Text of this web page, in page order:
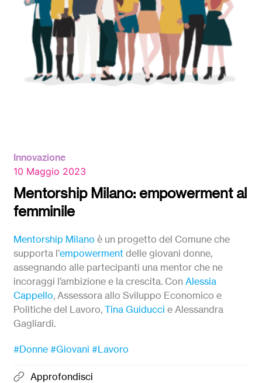
Innovazione
10 Maggio 2023
Mentorship Milano: empowerment al
femminile
Mentorship Milano è un progetto del Comune che
supporta l’empowerment delle giovani donne,
assegnando alle partecipanti una mentor che ne
incoraggi l’ambizione e la crescita. Con Alessia
Cappello, Assessora allo Sviluppo Economico e
Politiche del Lavoro, Tina Guiducci e Alessandra
Gagliardi.
#Donne #Giovani #Lavoro
Approfondisci